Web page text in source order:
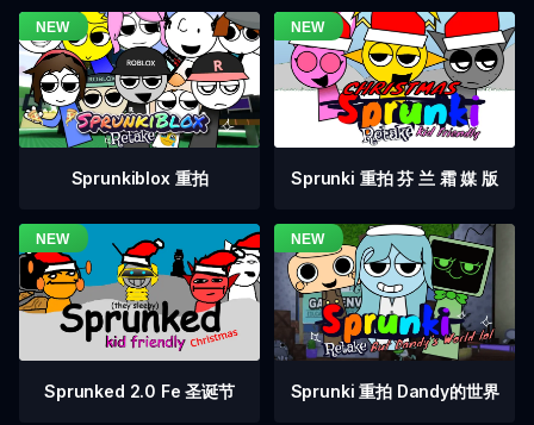
Sprunkiblox 重拍 Sprunki 重拍 芬 兰 霜 媒 版
Sprunked 2.0 Fe 圣诞节 Sprunki 重拍 Dandy的世界